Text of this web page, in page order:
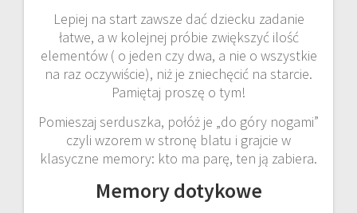
Lepiej na start zawsze dać dziecku zadanie
łatwe, a w kolejnej próbie zwiększyć ilość
elementów ( o jeden czy dwa, a nie o wszystkie
na raz oczywiście), niż je zniechęcić na starcie.
Pamiętaj proszę o tym!
Pomieszaj serduszka, połóż je „do góry nogami”
czyli wzorem w stronę blatu i grajcie w
klasyczne memory: kto ma parę, ten ją zabiera.
Memory dotykowe